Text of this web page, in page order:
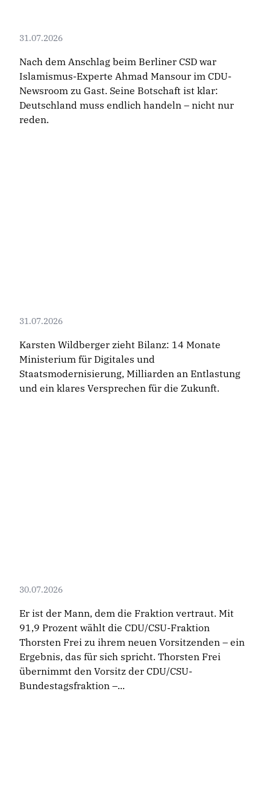
31.07.2026
Nach dem Anschlag beim Berliner CSD war
Islamismus-Experte Ahmad Mansour im CDU-
Newsroom zu Gast. Seine Botschaft ist klar:
Deutschland muss endlich handeln – nicht nur
reden.
31.07.2026
Karsten Wildberger zieht Bilanz: 14 Monate
Ministerium für Digitales und
Staatsmodernisierung, Milliarden an Entlastung
und ein klares Versprechen für die Zukunft.
30.07.2026
Er ist der Mann, dem die Fraktion vertraut. Mit
91,9 Prozent wählt die CDU/CSU-Fraktion
Thorsten Frei zu ihrem neuen Vorsitzenden – ein
Ergebnis, das für sich spricht. Thorsten Frei
übernimmt den Vorsitz der CDU/CSU-
Bundestagsfraktion –...